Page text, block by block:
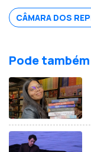
Administração
Edição paula
CÂMARA DOS
Pode